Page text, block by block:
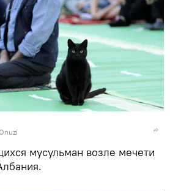
мусульман возле мечети